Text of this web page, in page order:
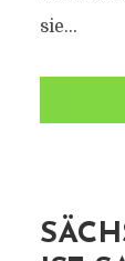
sie...